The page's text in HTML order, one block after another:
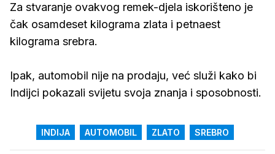
Za stvaranje ovakvog remek-djela iskorišteno je
čak osamdeset kilograma zlata i petnaest
kilograma srebra.
Ipak, automobil nije na prodaju, već služi kako bi
Indijci pokazali svijetu svoja znanja i sposobnosti.
INDIJA AUTOMOBIL ZLATO SREBRO